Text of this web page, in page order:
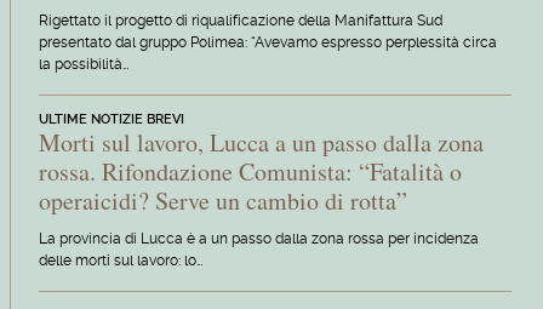
Rigettato il progetto di riqualificazione della Manifattura Sud
presentato dal gruppo Polimea: “Avevamo espresso perplessità circa
la possibilità…
ULTIME NOTIZIE BREVI
Morti sul lavoro, Lucca a un passo dalla zona
rossa. Rifondazione Comunista: “Fatalità o
operaicidi? Serve un cambio di rotta”
La provincia di Lucca è a un passo dalla zona rossa per incidenza
delle morti sul lavoro: lo…